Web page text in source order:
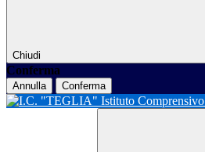
Chiudi
Conferma
Annulla Conferma
Istituto Comprensivo